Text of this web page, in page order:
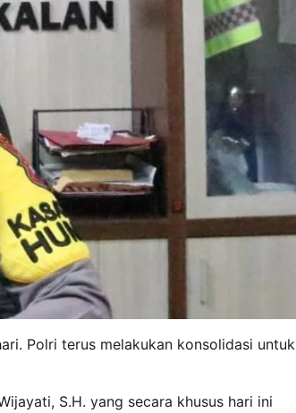
Polri terus melakukan konsolidasi untuk
S.H. yang secara khusus hari ini